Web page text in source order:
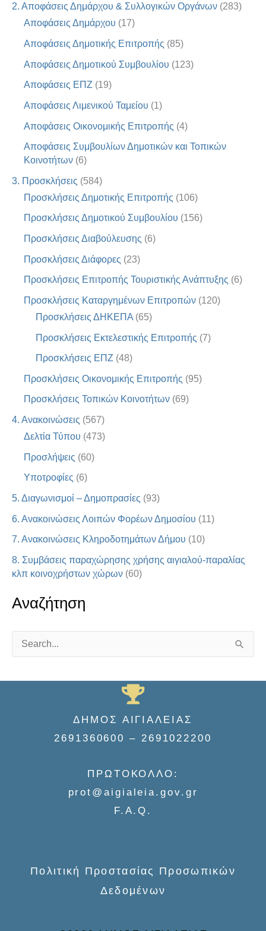
2. Αποφάσεις Δημάρχου & Συλλογικών Οργάνων (283)
Αποφάσεις Δημάρχου (17)
Αποφάσεις Δημοτικής Επιτροπής (85)
Αποφάσεις Δημοτικού Συμβουλίου (123)
Αποφάσεις ΕΠΖ (19)
Αποφάσεις Λιμενικού Ταμείου (1)
Αποφάσεις Οικονομικής Επιτροπής (4)
Αποφάσεις Συμβουλίων Δημοτικών και Τοπικών
Κοινοτήτων (6)
3. Προσκλήσεις (584)
Προσκλήσεις Δημοτικής Επιτροπής (106)
Προσκλήσεις Δημοτικού Συμβουλίου (156)
Προσκλήσεις Διαβούλευσης (6)
Προσκλήσεις Διάφορες (23)
Προσκλήσεις Επιτροπής Τουριστικής Ανάπτυξης (6)
Προσκλήσεις Καταργημένων Επιτροπών (120)
Προσκλήσεις ΔΗΚΕΠΑ (65)
Προσκλήσεις Εκτελεστικής Επιτροπής (7)
Προσκλήσεις ΕΠΖ (48)
Προσκλήσεις Οικονομικής Επιτροπής (95)
Προσκλήσεις Τοπικών Κοινοτήτων (69)
4. Ανακοινώσεις (567)
Δελτία Τύπου (473)
Προσλήψεις (60)
Υποτροφίες (6)
5. Διαγωνισμοί – Δημοπρασίες (93)
6. Ανακοινώσεις Λοιπών Φορέων Δημοσίου (11)
7. Ανακοινώσεις Κληροδοτημάτων Δήμου (10)
8. Συμβάσεις παραχώρησης χρήσης αιγιαλού-παραλίας
κλπ κοινοχρήστων χώρων (60)
Αναζήτηση
a
ΔΗΜΟΣ ΑΙΓΙΑΛΕΙΑΣ
2691360600 – 2691022200
ΠΡΩΤΟΚΟΛΛΟ:
prot@aigialeia.gov.gr
F.A.Q.
Πολιτική Προστασίας Προσωπικών
Δεδομένων